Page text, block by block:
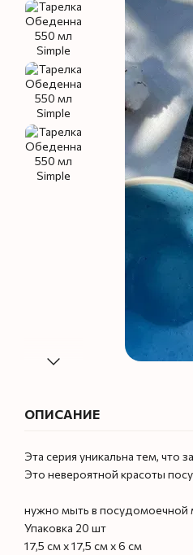
ОПИСАНИЕ
Эта серия уникальна тем, что
Это невероятной красоты
нужно мыть в посудомоечной
Упаковка 20 шт
17,5 см х 17,5 см х 6 см